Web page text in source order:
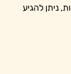
ניתן להגיע